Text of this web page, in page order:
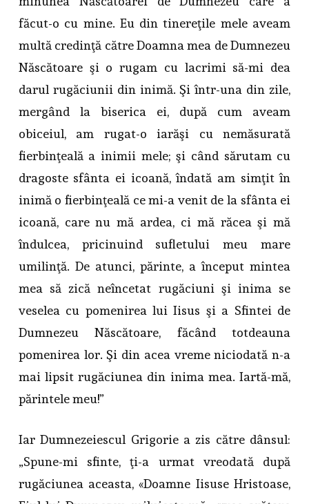
făcut-o cu mine. Eu din tinereţile mele aveam
multă credinţă către Doamna mea de Dumnezeu
Născătoare şi o rugam cu lacrimi să-mi dea
darul rugăciunii din inimă. Şi într-una din zile,
mergând la biserica ei, după cum aveam
obiceiul, am rugat-o iarăşi cu nemăsurată
fierbinţeală a inimii mele; şi când sărutam cu
dragoste sfânta ei icoană, îndată am simţit în
inimă o fierbinţeală ce mi-a venit de la sfânta ei
icoană, care nu mă ardea, ci mă răcea şi mă
îndulcea, pricinuind sufletului meu mare
umilinţă. De atunci, părinte, a început mintea
mea să zică neîncetat rugăciuni şi inima se
veselea cu pomenirea lui Iisus şi a Sfintei de
Dumnezeu Născătoare, făcând totdeauna
pomenirea lor. Şi din acea vreme niciodată n-a
mai lipsit rugăciunea din inima mea. Iartă-mă,
părintele meu!”
Iar Dumnezeiescul Grigorie a zis către dânsul:
„Spune-mi sfinte, ţi-a urmat vreodată după
rugăciunea aceasta, «Doamne Iisuse Hristoase,